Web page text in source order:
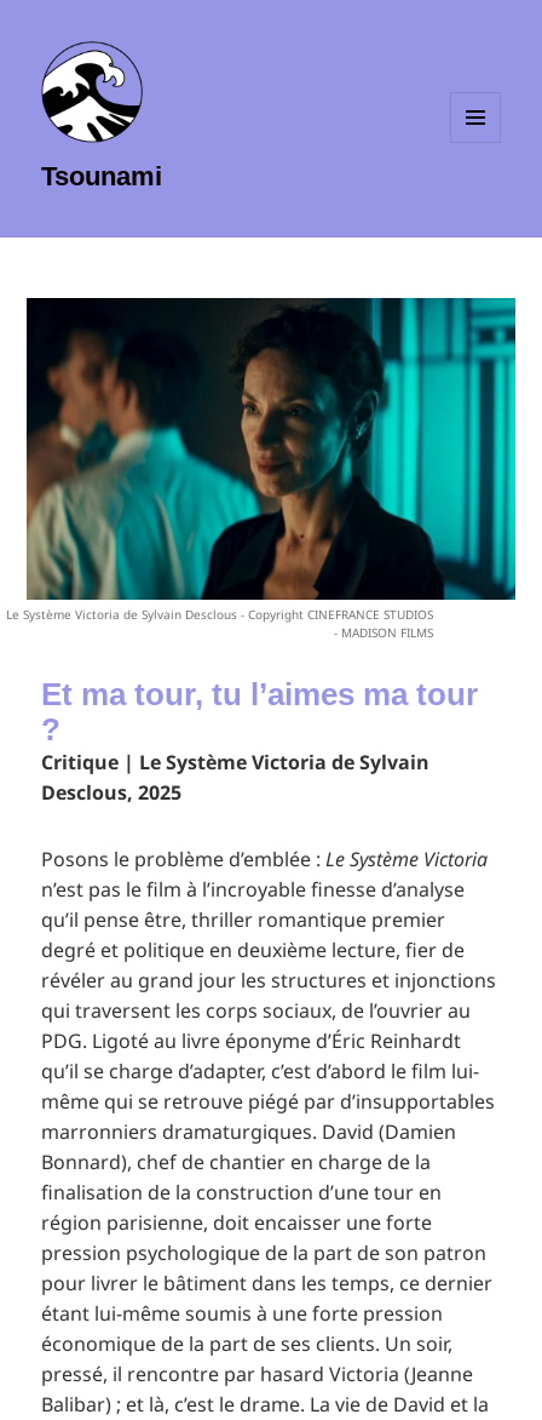
Tsounami
Le Système Victoria de Sylvain Desclous - Copyright CINEFRANCE STUDIOS
- MADISON FILMS
Et ma tour, tu l’aimes ma tour
?
Critique | Le Système Victoria de Sylvain
Desclous, 2025
Posons le problème d’emblée :Le Système Victoria
n’est pas le film à l’incroyable finesse d’analyse
qu’il pense être, thriller romantique premier
degré et politique en deuxième lecture, fier de
révéler au grand jour les structures et injonctions
qui traversent les corps sociaux, de l’ouvrier au
PDG. Ligoté au livre éponyme d’Éric Reinhardt
qu’il se charge d’adapter, c’est d’abord le film lui-
même qui se retrouve piégé par d’insupportables
marronniers dramaturgiques. David (Damien
Bonnard), chef de chantier en charge de la
finalisation de la construction d’une tour en
région parisienne, doit encaisser une forte
pression psychologique de la part de son patron
pour livrer le bâtiment dans les temps, ce dernier
étant lui-même soumis à une forte pression
économique de la part de ses clients. Un soir,
pressé, il rencontre par hasard Victoria (Jeanne
Balibar) ; et là, c’est le drame. La vie de David et la